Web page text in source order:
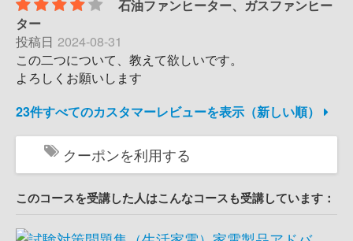
石油ファンヒーター、ガスファンヒー
ター
投稿日 2024-08-31
この二つについて、教えて欲しいです。
よろしくお願いします
23件すべてのカスタマーレビューを表示（新しい順）
クーポンを利用する
このコースを受講した人はこんなコースも受講しています：